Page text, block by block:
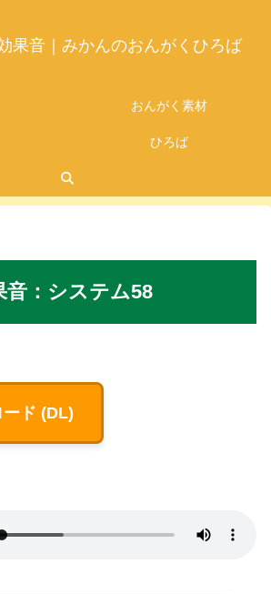
果音｜みかんのおんがくひろば
おんがく素材
ひろば
： システム58
ド (DL)